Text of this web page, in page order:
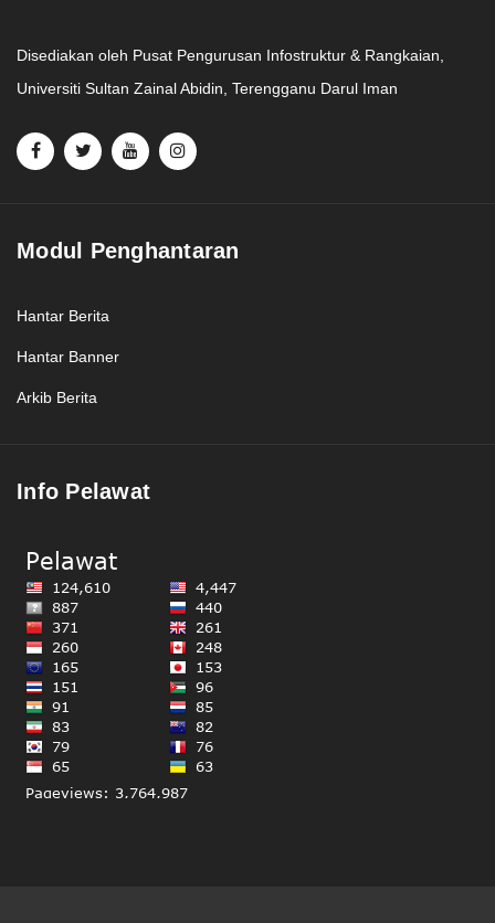
Disediakan oleh Pusat Pengurusan Infostruktur & Rangkaian,
Universiti Sultan Zainal Abidin, Terengganu Darul Iman
Modul Penghantaran
Hantar Berita
Hantar Banner
Arkib Berita
Info Pelawat